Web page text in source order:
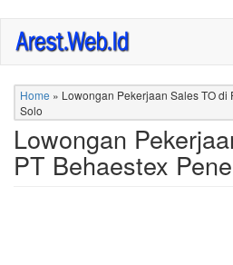
Skip
main
content
Home » Lowongan Pekerjaan Sales TO di
Solo
Lowongan
PT Behaestex